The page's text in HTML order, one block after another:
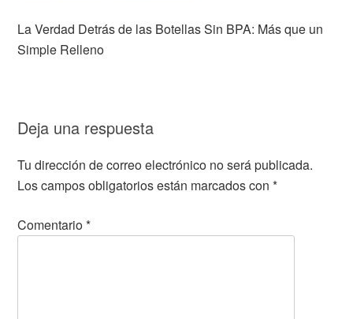
La Verdad Detrás de las Botellas Sin BPA: Más que un
Simple Relleno
Deja una respuesta
Tu dirección de correo electrónico no será publicada.
Los campos obligatorios están marcados con*
Comentario*